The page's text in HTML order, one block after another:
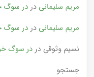
مریم سلیمانی در در سوگ
مریم سلیمانی در در سوگ
نسیم وثوقی در در سوگ
جستجو